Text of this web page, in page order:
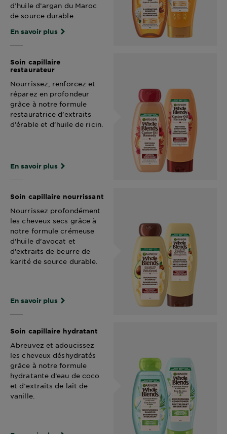
d’huile d’argan du Maroc
de source durable.
En savoir plus
Soin capillaire
restaurateur
Nourrissez, renforcez et
réparez en profondeur
grâce à notre formule
restauratrice d’extraits
d’érable et d’huile de ricin.
En savoir plus
Soin capillaire nourrissant
Nourrissez profondément
les cheveux secs grâce à
notre formule crémeuse
d’huile d’avocat et
d’extraits de beurre de
karité de source durable.
En savoir plus
Soin capillaire hydratant
Abreuvez et adoucissez
les cheveux déshydratés
grâce à notre formule
hydratante d’eau de coco
et d’extraits de lait de
vanille.